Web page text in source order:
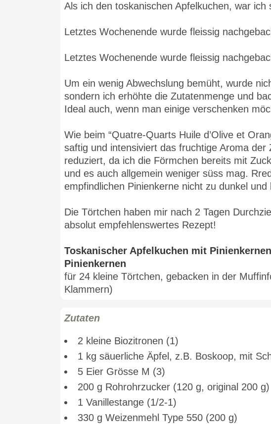
Als ich den toskanischen Apfelkuchen, war
Letztes Wochenende wurde fleissig
Letztes Wochenende wurde fleissig
Um ein wenig Abwechslung bemüht, wurde
sondern ich erhöhte die Zutatenmenge und
Ideal auch, wenn man einige verschenken
Wie beim “Quatre-Quarts Huile d’Olive et
saftig und intensiviert das fruchtige Aroma
reduziert, da ich die Förmchen bereits mit
und es auch allgemein weniger süss mag.
empfindlichen Pinienkerne nicht zu dunkel und
Die Törtchen haben mir nach 2 Tagen
absolut empfehlenswertes Rezept!
Toskanischer Apfelkuchen mit
Pinienkernen
für 24 kleine Törtchen, gebacken in der
Klammern)
Zutaten
2 kleine Biozitronen (1)
1 kg säuerliche Äpfel, z.B. Boskoop, mit
5 Eier Grösse M (3)
200 g Rohrohrzucker (120 g, original 200 g)
1 Vanillestange (1/2-1)
330 g Weizenmehl Type 550 (200 g)